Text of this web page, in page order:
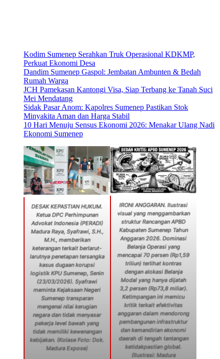
Kodim Sumenep Serahkan Truk Operasional KDKMP,
Perkuat Ekonomi Desa
Dandim Sumenep Gaspol: Jembatan Ambunten & Bedah
Rumah Warga
JCH Pamekasan Kantongi Visa, Siap Terbang ke Tanah Suci
Mei Mendatang
Sidak Pasar Anom: Kapolres Sumenep Pastikan Stok
Minyakita Aman dan Harga Stabil
10 Hari Menuju Sensus Ekonomi 2026: Menakar Ulang Nadi
Ekonomi Sumenep
DESAK KEPASTIAN HUKUM.
Ketua DPC Perhimpunan
Advokat Indonesia (PERADI)
Madura Raya, Syafrawi, S.H.,
M.H., memberikan
keterangan terkait berlarut-
larutnya penetapan tersangka
kasus dugaan korupsi
logistik KPU Sumenep, Senin
(23/03/2026). Syafrawi
meminta Kejaksaan Negeri
Sumenep transparan
mengenai nilai kerugian
negara dan tidak menyasar
pekerja level bawah yang
tidak memiliki kewenangan
kebijakan. (Kolase Foto: Dok.
Madura Expose)
IRONI ANGGARAN. Ilustrasi
visual yang menggambarkan
struktur Rancangan APBD
Kabupaten Sumenep Tahun
Anggaran 2026. Dominasi
Belanja Operasi yang
mencapai 70 persen (Rp1,59
triliun) terlihat kontras
dengan alokasi Belanja
Modal yang hanya dijatah
3,2 persen (Rp73,8 miliar).
Ketimpangan ini memicu
kritik terkait efektivitas
anggaran dalam mendorong
pembangunan infrastruktur
dan kemandirian ekonomi
daerah di tengah tantangan
ketidakpastian global.
(Ilustrasi: Madura